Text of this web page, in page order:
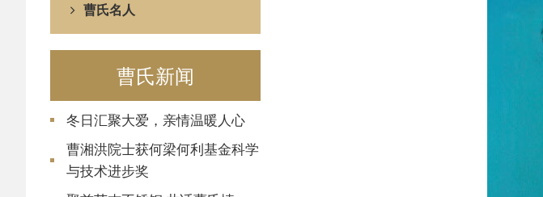
曹氏名人
曹氏新闻
冬日汇聚大爱，亲情温暖人心
曹湘洪院士获何梁何利基金科学
与技术进步奖